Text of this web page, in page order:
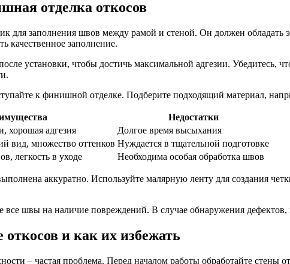
отделка откосов
для заполнения швов между рамой и стеной. Он должен
качественное заполнение.
установки, чтобы достичь максимальной адгезии. Убедитесь,
к финишной отделке. Подберите подходящий материал,
Недостатки
хорошая адгезия
Долгое время высыхания
вид, множество оттенков Нуждается в тщательной подготовке
легкость в уходе Необходима особая обработка швов
аккуратно. Используйте малярную ленту для создания
все швы на наличие повреждений. В случае обнаружения
и как их избежать
– частая проблема. Перед началом работы обработайте